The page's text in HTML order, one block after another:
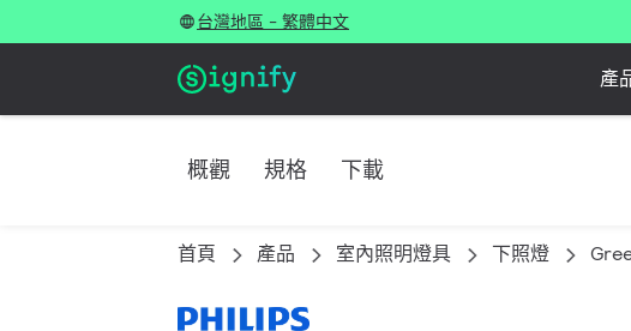
台灣地區 - 繁體中文
產
概觀 規格 下載
首頁 產品 室內照明燈具 下照燈